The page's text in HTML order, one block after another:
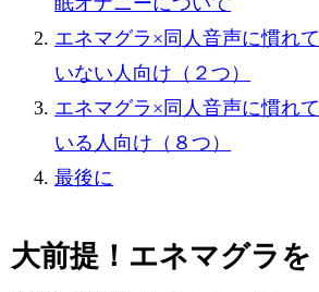
エネマグラ×同人音声に慣れて
いない人向け（２つ）
エネマグラ×同人音声に慣れて
いる人向け（８つ）
最後に
大前提！エネマグラを